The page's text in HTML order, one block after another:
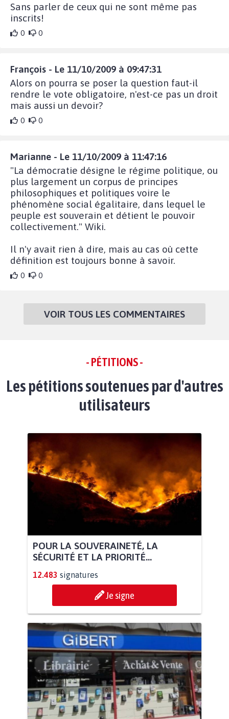
Sans parler de ceux qui ne sont même pas
inscrits!
0 0
François - Le 11/10/2009 à 09:47:31
Alors on pourra se poser la question faut-il
rendre le vote obligatoire, n'est-ce pas un droit
mais aussi un devoir?
0 0
Marianne - Le 11/10/2009 à 11:47:16
"La démocratie désigne le régime politique, ou
plus largement un corpus de principes
philosophiques et politiques voire le
phénomène social égalitaire, dans lequel le
peuple est souverain et détient le pouvoir
collectivement." Wiki.
Il n'y avait rien à dire, mais au cas où cette
définition est toujours bonne à savoir.
0 0
VOIR TOUS LES COMMENTAIRES
- PÉTITIONS -
Les pétitions soutenues par d'autres
utilisateurs
POUR LA SOUVERAINETÉ, LA
SÉCURITÉ ET LA PRIORITÉ...
12.483 signatures
Je signe